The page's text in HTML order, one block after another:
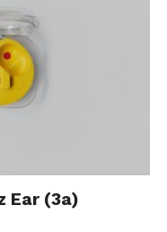
Ear (3a)